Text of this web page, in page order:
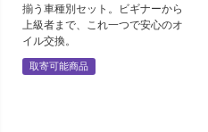
揃う車種別セット。ビギナーから
上級者まで、これ一つで安心のオ
イル交換。
取寄可能商品